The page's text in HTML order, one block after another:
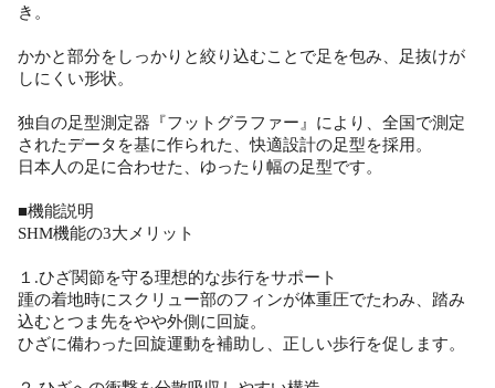
き。
かかと部分をしっかりと絞り込むことで足を包み、足抜けが
しにくい形状。
独自の足型測定器『フットグラファー』により、全国で測定
されたデータを基に作られた、快適設計の足型を採用。
日本人の足に合わせた、ゆったり幅の足型です。
■機能説明
SHM機能の3大メリット
１.ひざ関節を守る理想的な歩行をサポート
踵の着地時にスクリュー部のフィンが体重圧でたわみ、踏み
込むとつま先をやや外側に回旋。
ひざに備わった回旋運動を補助し、正しい歩行を促します。